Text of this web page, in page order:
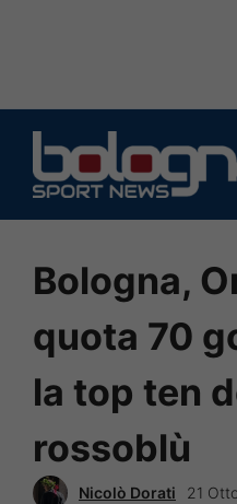
contenuto
Bologna,
quota 70
la top ten
rossoblù
Nicolò Dorati 21